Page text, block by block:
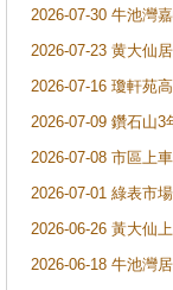
2026-07-30 牛池灣
2026-07-23 黄大仙
2026-07-16 瓊軒苑
2026-07-09 鑽石山
2026-07-08 市區上
2026-07-01 綠表市
2026-06-26 黃大仙
2026-06-18 牛池灣